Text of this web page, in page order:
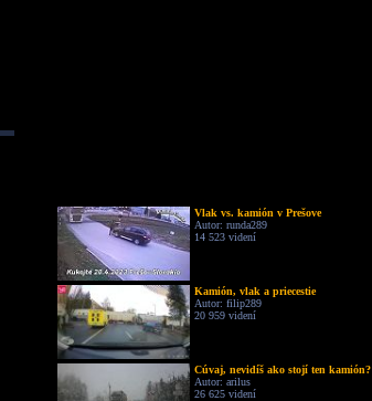
Vlak vs. kamión v Prešove
Autor: runda289
14 523 videní
Kamión, vlak a priecestie
Autor: filip289
20 959 videní
Cúvaj, nevidíš ako stojí ten kamión?
Autor: arilus
26 625 videní